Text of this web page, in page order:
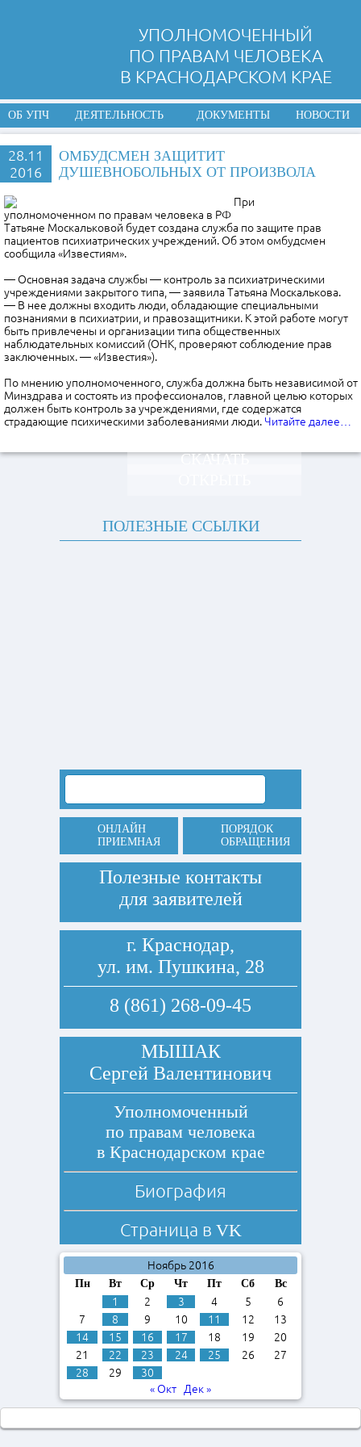
УПОЛНОМОЧЕННЫЙ
ПО ПРАВАМ ЧЕЛОВЕКА
В КРАСНОДАРСКОМ КРАЕ
ОБ УПЧ ДЕЯТЕЛЬНОСТЬ ДОКУМЕНТЫ НОВОСТИ
28.11
2016
ОМБУДСМЕН ЗАЩИТИТ
ДУШЕВНОБОЛЬНЫХ ОТ ПРОИЗВОЛА
При
уполномоченном по правам человека в РФ
Татьяне Москальковой будет создана служба по защите прав
пациентов психиатрических учреждений. Об этом омбудсмен
сообщила «Известиям».
— Основная задача службы — контроль за психиатрическими
учреждениями закрытого типа, — заявила Татьяна Москалькова.
— В нее должны входить люди, обладающие специальными
познаниями в психиатрии, и правозащитники. К этой работе могут
быть привлечены и организации типа общественных
наблюдательных комиссий (ОНК, проверяют соблюдение прав
заключенных. — «Известия»).
По мнению уполномоченного, служба должна быть независимой от
Минздрава и состоять из профессионалов, главной целью которых
должен быть контроль за учреждениями, где содержатся
страдающие психическими заболеваниями люди. Читайте далее…
СКАЧАТЬ
ПОЛЕЗНЫЕ ССЫЛКИ
ОНЛАЙН
ПРИЕМНАЯ
ПОРЯДОК
ОБРАЩЕНИЯ
Полезные контакты
для заявителей
г. Краснодар,
ул. им. Пушкина, 28
8 (861) 268-09-45
МЫШАК
Сергей Валентинович
Уполномоченный
по правам человека
в Краснодарском крае
Биография
Страница в VK
Ноябрь 2016
Пн Вт Ср Чт Пт Сб Вс
1 2 3 4 5
6
7
8 9 10 11 12
13
14
15 16 17 18 19
20
21
22 23 24 25 26
27
28
29
30
« Окт
Дек »